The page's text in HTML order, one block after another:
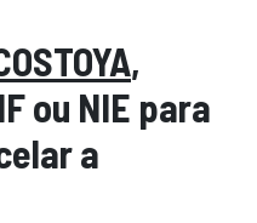
,
ou NIE para
a